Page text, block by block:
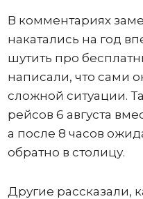
В комментариях
накатались на год
шутить про
написали, что сами
сложной ситуации.
рейсов 6 августа
а после 8 часов
обратно в столицу.
Другие рассказали,